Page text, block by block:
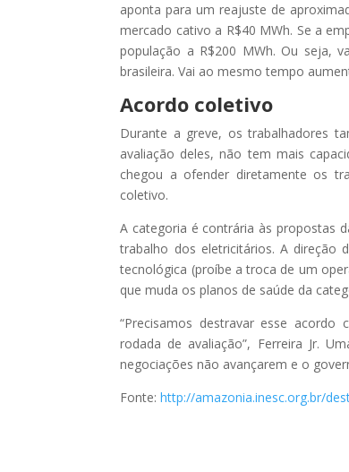
aponta para um reajuste de
mercado cativo a R$40 MWh. Se a
população a R$200 MWh. Ou seja,
brasileira. Vai ao mesmo tempo
Acordo coletivo
Durante a greve, os trabalhadores
avaliação deles, não tem mais
chegou a ofender diretamente os
coletivo.
A categoria é contrária às propostas
trabalho dos eletricitários. A direção
tecnológica (proíbe a troca de um
que muda os planos de saúde da
“Precisamos destravar esse
rodada de avaliação”, Ferreira Jr.
negociações não avançarem e o
Fonte:http://amazonia.inesc.org.br/